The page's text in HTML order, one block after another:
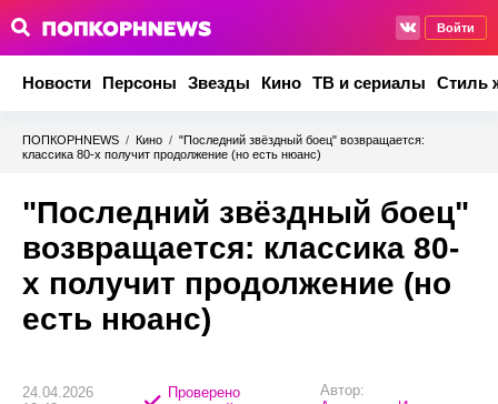
Войти
Новости Персоны Звезды Кино ТВ и сериалы Стиль
ПОПКОРНNEWS / Кино / "Последний звёздный боец" возвращается:
классика 80-х получит продолжение (но есть нюанс)
"Последний звёздный боец"
возвращается: классика 80-
х получит продолжение (но
есть нюанс)
24.04.2026
Проверено
Автор: